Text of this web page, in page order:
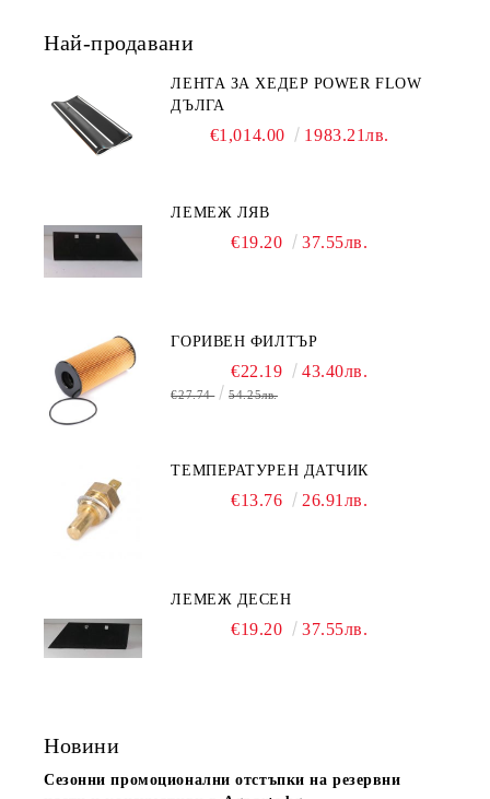
Най-продавани
ЛЕНТА ЗА ХЕДЕР POWER FLOW
ДЪЛГА
€1,014.00 1983.21лв.
ЛЕМЕЖ ЛЯВ
€19.20 37.55лв.
ГОРИВЕН ФИЛТЪР
€22.19 43.40лв.
€27.74 54.25лв.
ТЕМПЕРАТУРЕН ДАТЧИК
€13.76 26.91лв.
ЛЕМЕЖ ДЕСЕН
€19.20 37.55лв.
Новини
Сезонни промоционални отстъпки на резервни